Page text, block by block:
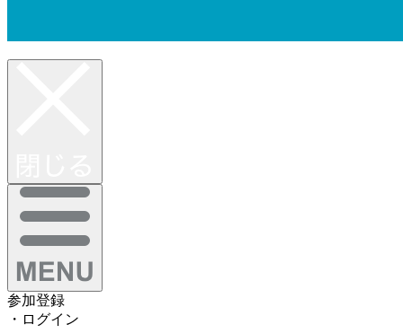
参加登録
・ログイン